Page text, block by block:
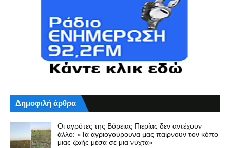
Δημοφιλή άρθρα
Οι αγρότες της Βόρειας Πιερίας δεν αντέχουν
άλλο: «Τα αγριογούρουνα μας παίρνουν τον κόπο
μιας ζωής μέσα σε μια νύχτα»